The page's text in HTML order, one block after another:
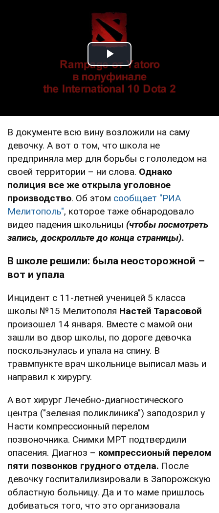
Play Video
В документе всю вину возложили на саму
девочку. А вот о том, что школа не
предприняла мер для борьбы с гололедом на
своей территории – ни слова. Однако
полиция все же открыла уголовное
производство. Об этом сообщает "РИА
Мелитополь", которое таже обнародовало
видео падения школьницы (чтобы посмотреть
запись, доскролльте до конца страницы).
В школе решили: была неосторожной –
вот и упала
Инцидент с 11-летней ученицей 5 класса
школы №15 Мелитополя Настей Тарасовой
произошел 14 января. Вместе с мамой они
зашли во двор школы, по дороге девочка
поскользнулась и упала на спину. В
травмпункте врач школьнице выписал мазь и
направил к хирургу.
А вот хирург Лечебно-диагностического
центра ("зеленая поликлиника") заподозрил у
Насти компрессионный перелом
позвоночника. Снимки МРТ подтвердили
опасения. Диагноз – компрессионый перелом
пяти позвонков грудного отдела. После
девочку госпиталилизировали в Запорожскую
областную больницу. Да и то маме пришлось
добиваться того, что это организовала